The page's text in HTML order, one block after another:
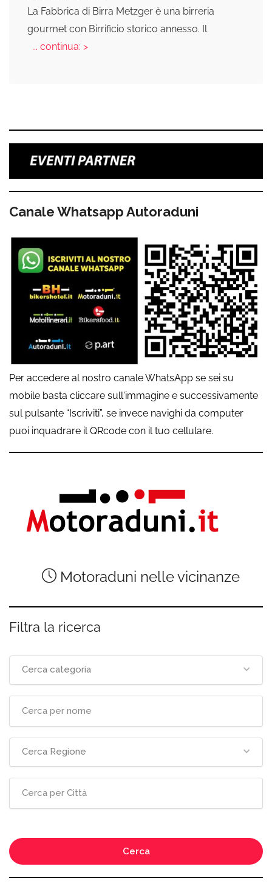
La Fabbrica di Birra Metzger è una birreria
gourmet con Birrificio storico annesso. Il
... continua: >
Canale Whatsapp Autoraduni
Per accedere al nostro canale WhatsApp se sei su
mobile basta cliccare sull'immagine e successivamente
sul pulsante “Iscriviti”, se invece navighi da computer
puoi inquadrare il QRcode con il tuo cellulare.
Motoraduni nelle vicinanze
Filtra la ricerca
Cerca categoria
Cerca Regione
Cerca